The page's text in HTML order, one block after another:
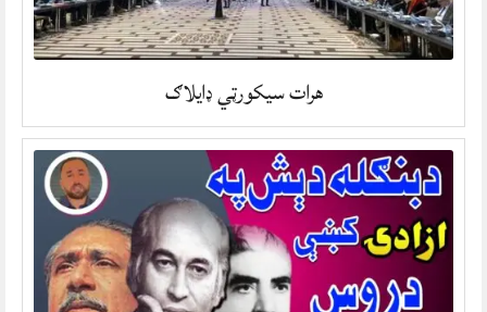
هرات سیکورټي ډایلاګ